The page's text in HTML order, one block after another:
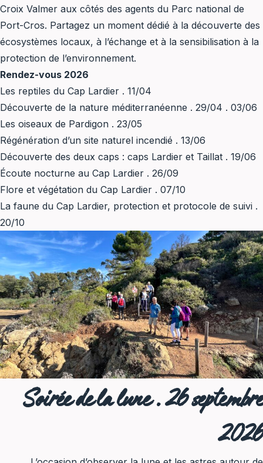
Croix Valmer aux côtés des agents du Parc national de
Port-Cros. Partagez un moment dédié à la découverte des
écosystèmes locaux, à l’échange et à la sensibilisation à la
protection de l’environnement.
Rendez-vous 2026
Les reptiles du Cap Lardier . 11/04
Découverte de la nature méditerranéenne . 29/04 . 03/06
Les oiseaux de Pardigon . 23/05
Régénération d’un site naturel incendié . 13/06
Découverte des deux caps : caps Lardier et Taillat . 19/06
Écoute nocturne au Cap Lardier . 26/09
Flore et végétation du Cap Lardier . 07/10
La faune du Cap Lardier, protection et protocole de suivi .
20/10
Soirée de la lune . 26 septembre
2026